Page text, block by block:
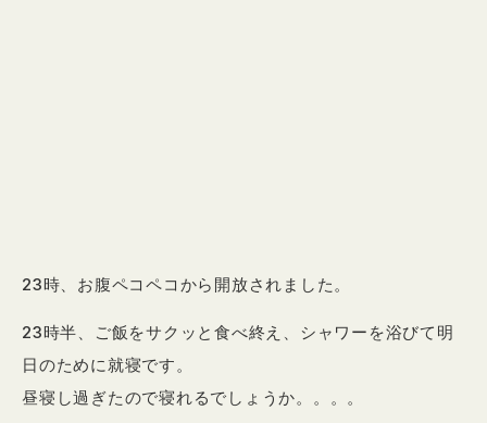
23時、お腹ペコペコから開放されました。
23時半、ご飯をサクッと食べ終え、シャワーを浴びて明
日のために就寝です。
昼寝し過ぎたので寝れるでしょうか。。。。